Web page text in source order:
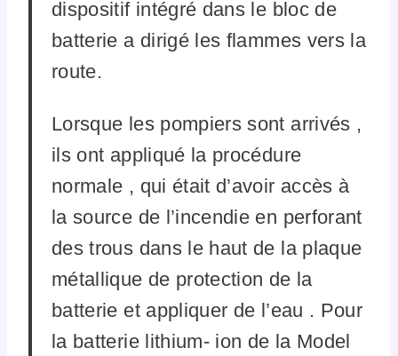
dispositif intégré dans le bloc de
batterie a dirigé les flammes vers la
route.
Lorsque les pompiers sont arrivés ,
ils ont appliqué la procédure
normale , qui était d’avoir accès à
la source de l’incendie en perforant
des trous dans le haut de la plaque
métallique de protection de la
batterie et appliquer de l’eau . Pour
la batterie lithium- ion de la Model